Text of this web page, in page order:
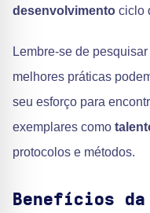
desenvolvimento ciclo
Lembre-se de
melhores práticas
seu esforço para
exemplares como
protocolos e métodos.
Benefícios